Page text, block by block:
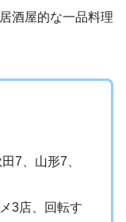
酒屋的な一品料理
7、山形7、
3店、回転す